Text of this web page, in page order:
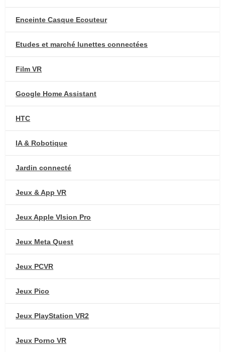
Enceinte Casque Ecouteur
Etudes et marché lunettes connectées
Film VR
Google Home Assistant
HTC
IA & Robotique
Jardin connecté
Jeux & App VR
Jeux Apple VIsion Pro
Jeux Meta Quest
Jeux PCVR
Jeux Pico
Jeux PlayStation VR2
Jeux Porno VR